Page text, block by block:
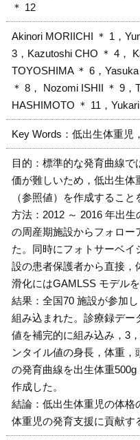
＊ 12
Akinori MORIICHI ＊ 1，
3，Kazutoshi CHO ＊ 4，
TOYOSHIMA ＊ 6，
＊ 8， Nozomi ISHII ＊ 9
HASHIMOTO ＊ 11，
Key Words：低出生体重児
目的：標準的な発育曲線
価が難しいため，低出生体
（参照値）を作成すること
方法：2012 ～ 2016 年出
の周産期施設からフォロー
た。同時にフォトサーベ
設の患者保護者から直接，
滑化にはGAMLSS モデルを
結果：全国70 施設が参加
組み込まれた。診療録デー
値を補完的に組み込み，3
ンタイル値の身長，体重
の発育曲線を出生体重
作成した。
結論：低出生体重児の体格
体重児の発育支援に貢献す